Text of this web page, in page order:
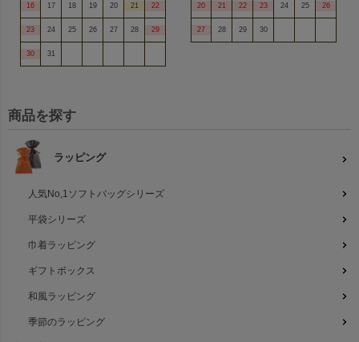
16 17 18 19 20 21 22
23 24 25 26 27 28 29
30 31
20 21 22 23 24 25 26
27 28 29 30
商品を探す
ラッピング
人気No,1ソフトバッグシリーズ
平袋シリーズ
巾着ラッピング
ギフトボックス
和風ラッピング
季節のラッピング